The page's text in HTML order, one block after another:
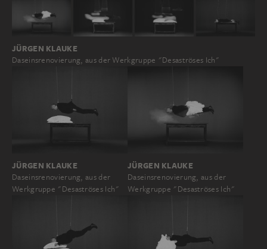
JÜRGEN KLAUKE
Daseinsrenovierung, aus der Werkgruppe "Desaströses Ich"
JÜRGEN KLAUKE
Daseinsrenovierung, aus der
Werkgruppe "Desaströses Ich"
JÜRGEN KLAUKE
Daseinsrenovierung, aus der
Werkgruppe "Desaströses Ich"